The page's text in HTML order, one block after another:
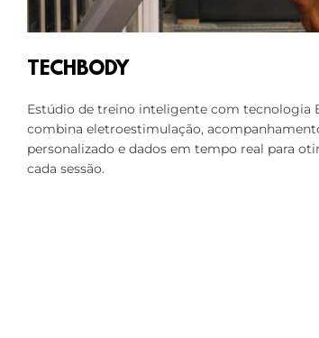
TECHBODY
Estúdio de treino inteligente com tecnologia
combina eletroestimulação,
personalizado e dados em tempo real para
cada sessão.